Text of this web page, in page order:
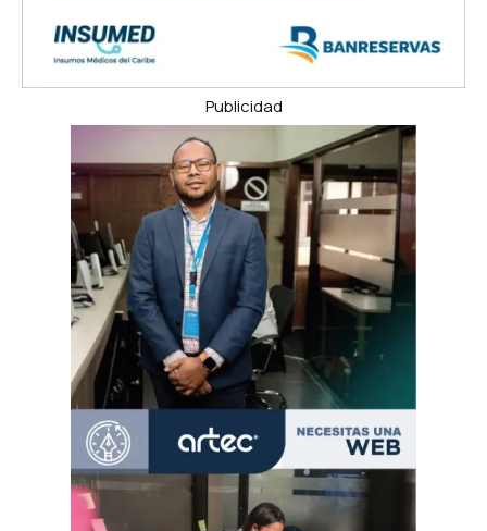
Publicidad